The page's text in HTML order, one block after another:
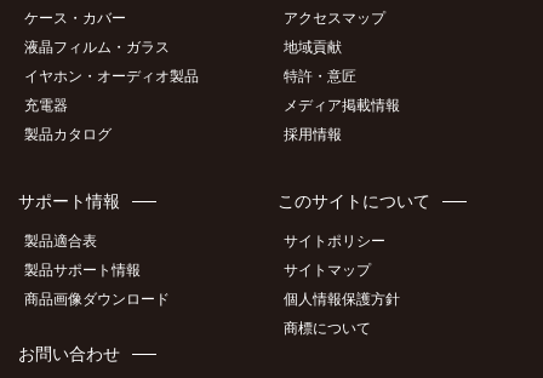
ケース・カバー
液晶フィルム・ガラス
イヤホン・オーディオ製品
充電器
製品カタログ
アクセスマップ
地域貢献
特許・意匠
メディア掲載情報
採用情報
サポート情報
製品適合表
製品サポート情報
商品画像ダウンロード
お問い合わせ
このサイトについて
サイトポリシー
サイトマップ
個人情報保護方針
商標について